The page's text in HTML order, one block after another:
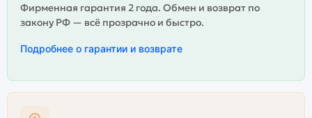
Фирменная гарантия 2 года. Обмен и возврат по
закону РФ — всё прозрачно и быстро.
Подробнее о гарантии и возврате